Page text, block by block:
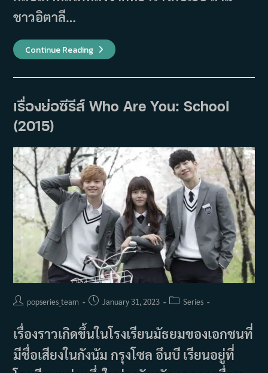
ชาวอิตาลี…
Continue Readingเรื่อง
ย่อ
รีส์
(2015)
เรื่องย่อซีรีส์ Who Are You: School
(2015)
Postpopseries_team
PostJanuary 31, 2023
PostSeries
เรื่องราวเกิดขึ้นในโรงเรียนมัธยมของเอกชนที่
มีชื่อเสียงในกังนัม กรุงโซล อึนบี เรียนอยู่ที่